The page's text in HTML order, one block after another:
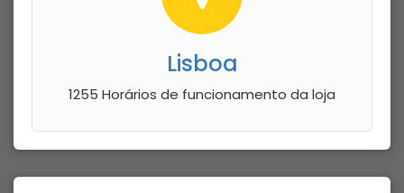
Lisboa
1255 Horários de funcionamento da loja